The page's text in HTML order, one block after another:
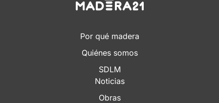
Por qué madera
Quiénes somos
SDLM
Noticias
Obras